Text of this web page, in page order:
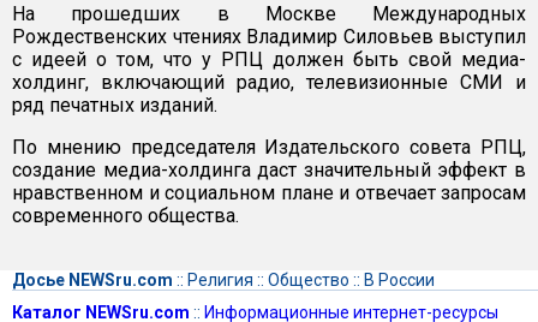
На прошедших в Москве Международных
Рождественских чтениях Владимир Силовьев выступил
с идеей о том, что у РПЦ должен быть свой медиа-
холдинг, включающий радио, телевизионные СМИ и
ряд печатных изданий.
По мнению председателя Издательского совета РПЦ,
создание медиа-холдинга даст значительный эффект в
нравственном и социальном плане и отвечает запросам
современного общества.
Досье NEWSru.com :: Религия :: Общество :: В России
Каталог NEWSru.com :: Информационные интернет-ресурсы